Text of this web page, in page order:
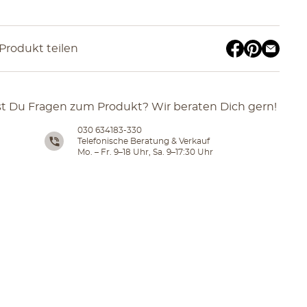
teilen
Du Fragen zum Produkt? Wir beraten Dich gern!
030 634183-330
Telefonische Beratung & Verkauf
Mo. – Fr. 9–18 Uhr, Sa. 9–17:30 Uhr